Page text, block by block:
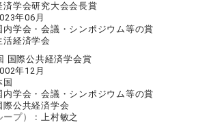
済学会研究大会会長賞
年06月
内学会・会議・シンポジウム等の賞
活経済学会
国際公共経済学会賞
年12月
国
内学会・会議・シンポジウム等の賞
際公共経済学会
ープ）：上村敏之